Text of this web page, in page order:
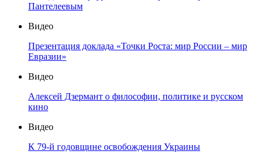
Пантелеевым
Видео
Презентация доклада «Точки Роста: мир России – мир
Евразии»
Видео
Алексей Дзермант о философии, политике и русском
кино
Видео
К 79-й годовщине освобождения Украины